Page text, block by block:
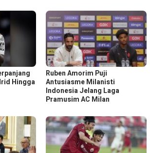
Hingga
Ruben Amorim Puji
Antusiasme Milanisti
Indonesia Jelang Laga
Pramusim AC Milan